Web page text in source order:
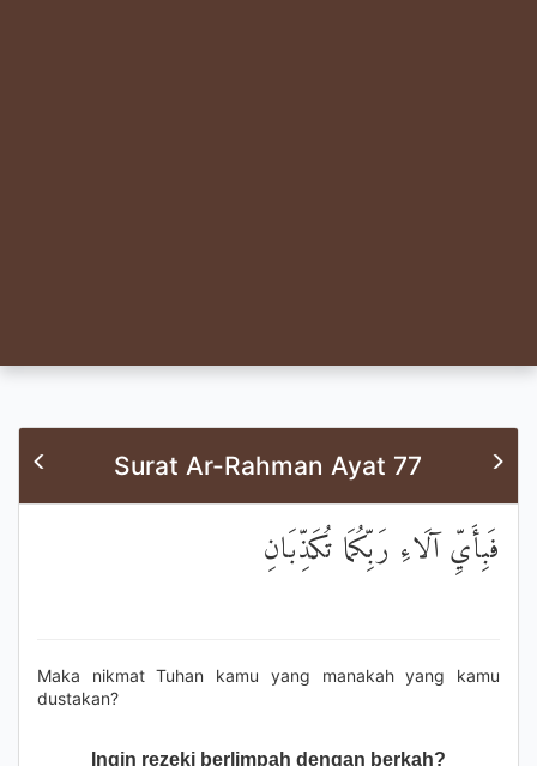
Surat Ar-Rahman Ayat 77
فَبِأَيِّ آلَاءِ رَبِّكُمَا تُكَذِّبَانِ
Maka nikmat Tuhan kamu yang manakah yang kamu
dustakan?
Ingin rezeki berlimpah dengan berkah?